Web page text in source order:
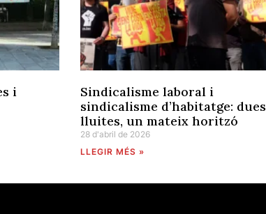
i
Sindicalisme laboral i
sindicalisme d’habitatge: dues
lluites, un mateix horitzó
28 d'abril de 2026
LLEGIR MÉS »